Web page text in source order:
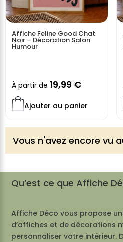
créer une atmosphère
Affiche Feline Good Chat
Noir – Décoration Salon
Humour
À partir de 19,99 €
Ajouter au panier
Vous n'avez encore vu
Qu’est ce que Affiche
Affiche Déco vous propose
d’affiches et de décorations
personnaliser votre intérieur.